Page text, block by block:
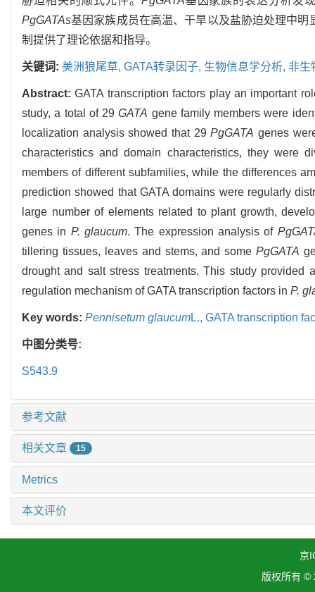
PgGATAs基因家族成员在高温、干旱以及盐胁迫处理中
制提供了理论依据和指导。
关键词: 美洲狼尾草, GATA转录因子, 生物信息学分析, 非生
Abstract:GATA transcription factors play an important
study, a total of 29GATA gene family members were
localization analysis showed that 29PgGATA genes
characteristics and domain characteristics, they were
members of different subfamilies, while the differences
prediction showed that GATA domains were regularly
large number of elements related to plant growth,
genes in P. glaucum. The expression analysis of
tillering tissues, leaves and stems, and somePgGATA
drought and salt stress treatments. This study
regulation mechanism of GATA transcription factors in P.
Key words: Pennisetum glaucumL., GATA transcription
中图分类号:
S543.9
参考文献
相关文章 15
Metrics
本文评价
京
版权所有 ©